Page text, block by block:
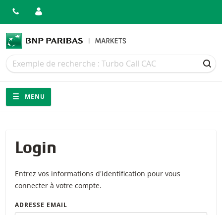
Recherche
Recherche
Navigation
Navigation sur le site
MENU
Login
Entrez vos informations d'identification pour vous
connecter à votre compte.
ADRESSE EMAIL